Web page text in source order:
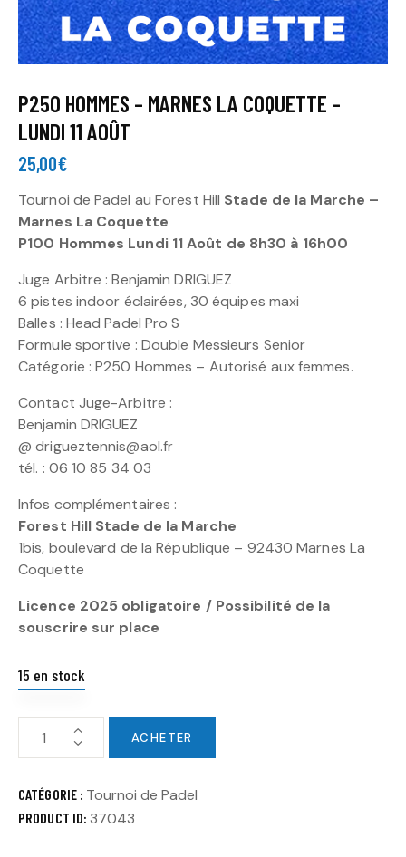
P250 HOMMES – MARNES LA COQUETTE –
LUNDI 11 AOÛT
25,00€
Tournoi de Padel au Forest Hill Stade de la Marche –
Marnes La Coquette
P100 Hommes Lundi 11 Août de 8h30 à 16h00
Juge Arbitre : Benjamin DRIGUEZ
6 pistes indoor éclairées, 30 équipes maxi
Balles : Head Padel Pro S
Formule sportive : Double Messieurs Senior
Catégorie : P250 Hommes – Autorisé aux femmes.
Contact Juge-Arbitre :
Benjamin DRIGUEZ
@ drigueztennis@aol.fr
tél. : 06 10 85 34 03
Infos complémentaires :
Forest Hill Stade de la Marche
1bis, boulevard de la République – 92430 Marnes La
Coquette
Licence 2025 obligatoire / Possibilité de la
souscrire sur place
15 en stock
ACHETER
CATÉGORIE : Tournoi de Padel
PRODUCT ID: 37043